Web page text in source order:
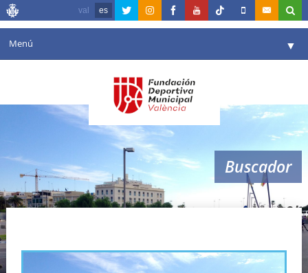
val es
Menú ▼
Agenda
▼
Comunicación ▼
Valencia en deporte
Buscador
20k